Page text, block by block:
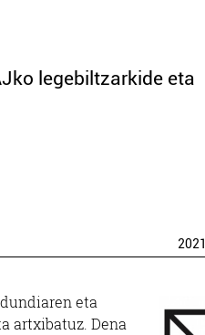
legebiltzarkide eta
2021
eta
artxibatuz. Dena